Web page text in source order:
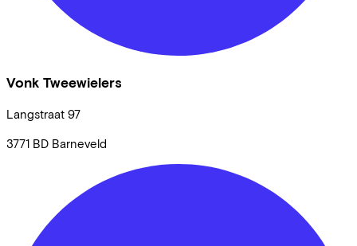
Vonk Tweewielers
Langstraat 97
3771 BD Barneveld